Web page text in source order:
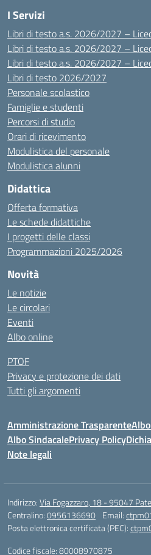
I Servizi
Libri di testo a.s. 2026/2027 –
Libri di testo a.s. 2026/2027 –
Libri di testo a.s. 2026/2027 –
Libri di testo 2026/2027
Personale scolastico
Famiglie e studenti
Percorsi di studio
Orari di ricevimento
Modulistica del personale
Modulistica alunni
Didattica
Offerta formativa
Le schede didattiche
I progetti delle classi
Programmazioni 2025/2026
Novità
Le notizie
Le circolari
Eventi
Albo online
PTOF
Privacy e protezione dei dati
Tutti gli argomenti
Amministrazione Trasparente
Albo SindacalePrivacy Policy
Note legali
Indirizzo:Via Fogazzaro, 18 - 95047
Centralino:0956136690 Email:
Posta elettronica certificata (PEC):
Codice fiscale: 80008970875